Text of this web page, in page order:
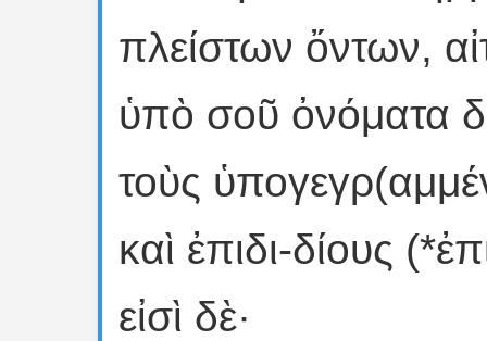
πλείστων ὄντων,
ὑπὸ σοῦ ὀνόματα
τοὺς
καὶ ἐπιδι-δίους
εἰσὶ δὲ·